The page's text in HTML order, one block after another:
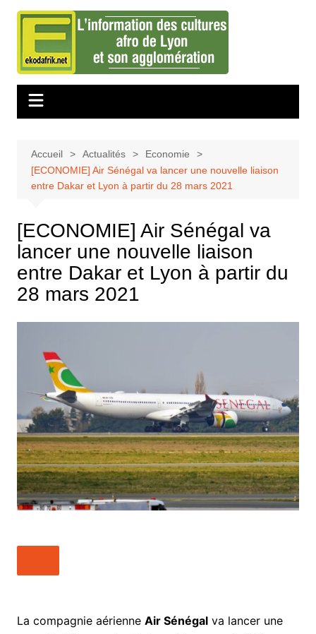
Aller
contenu
Accueil Actualités
Economie
[ECONOMIE] Air Sénégal va lancer une nouvelle liaison
entre Dakar et Lyon à partir du 28 mars 2021
[ECONOMIE] Air Sénégal va
lancer une nouvelle liaison
entre Dakar et Lyon à partir du
28 mars 2021
La compagnie aérienne Air Sénégalva lancer une